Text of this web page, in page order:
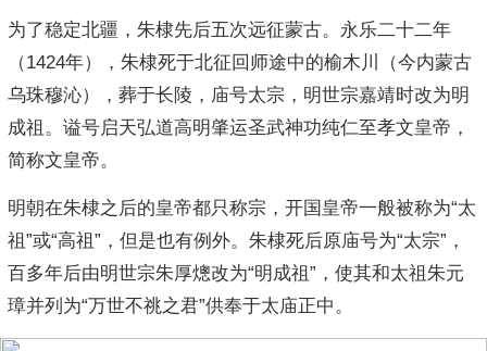
为了稳定北疆，朱棣先后五次远征蒙古。永乐二十二年
（1424年），朱棣死于北征回师途中的榆木川（今内蒙古
乌珠穆沁），葬于长陵，庙号太宗，明世宗嘉靖时改为明
成祖。谥号启天弘道高明肇运圣武神功纯仁至孝文皇帝，
简称文皇帝。
明朝在朱棣之后的皇帝都只称宗，开国皇帝一般被称为“太
祖”或“高祖”，但是也有例外。朱棣死后原庙号为“太宗”，
百多年后由明世宗朱厚熜改为“明成祖”，使其和太祖朱元
璋并列为“万世不祧之君”供奉于太庙正中。